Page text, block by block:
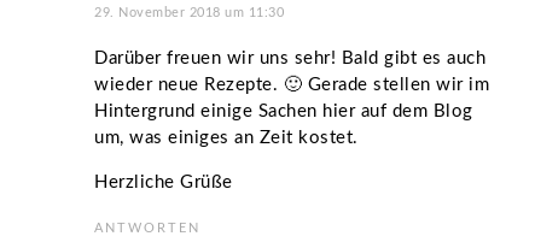
29. November 2018 um 11:30
Darüber freuen wir uns sehr! Bald gibt es auch
wieder neue Rezepte. 🙂 Gerade stellen wir im
Hintergrund einige Sachen hier auf dem Blog
um, was einiges an Zeit kostet.
Herzliche Grüße
ANTWORTEN